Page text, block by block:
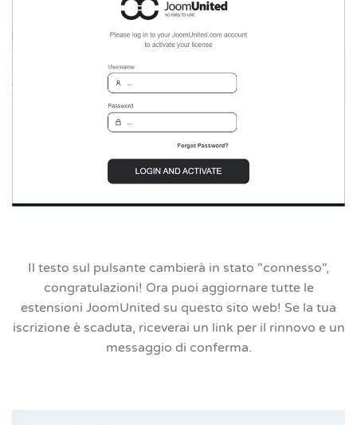
Il testo sul pulsante cambierà in stato "connesso",
congratulazioni! Ora puoi aggiornare tutte le
estensioni JoomUnited su questo sito web! Se la tua
iscrizione è scaduta, riceverai un link per il rinnovo e un
messaggio di conferma.